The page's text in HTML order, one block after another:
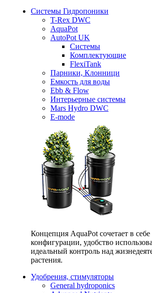
Системы Гидропоники
T-Rex DWC
AquaPot
AutoPot UK
Системы
Комплектующие
FlexiTank
Парники, Клонници
Емкость для воды
Ebb & Flow
Интерьерные системы
Mars Hydro DWC
E-mode
Концепция AquaPot сочетает в себе
конфигурации, удобство
идеальный контроль над
растения.
Удобрения, стимуляторы
General hydroponics